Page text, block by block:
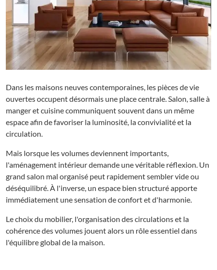
Dans les maisons neuves contemporaines, les pièces de vie
ouvertes occupent désormais une place centrale. Salon, salle à
manger et cuisine communiquent souvent dans un même
espace afin de favoriser la luminosité, la convivialité et la
circulation.
Mais lorsque les volumes deviennent importants,
l'aménagement intérieur demande une véritable réflexion. Un
grand salon mal organisé peut rapidement sembler vide ou
déséquilibré. À l'inverse, un espace bien structuré apporte
immédiatement une sensation de confort et d'harmonie.
Le choix du mobilier, l'organisation des circulations et la
cohérence des volumes jouent alors un rôle essentiel dans
l'équilibre global de la maison.